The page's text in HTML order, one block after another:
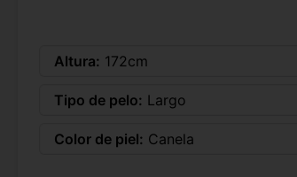
Altura: 172cm
Tipo de pelo: Largo
Color de piel: Canela